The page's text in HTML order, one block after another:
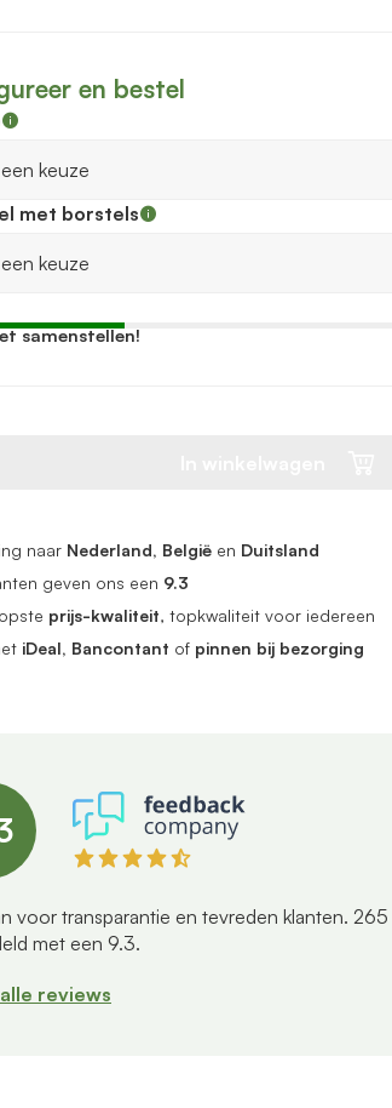
en bestel
met borstels
samenstellen!
naar Nederland, België en Duitsland
geven ons een 9.3
prijs-kwaliteit, topkwaliteit voor iedereen
iDeal, Bancontant of pinnen bij bezorging
voor transparantie en tevreden klanten. 265
met een 9.3.
reviews